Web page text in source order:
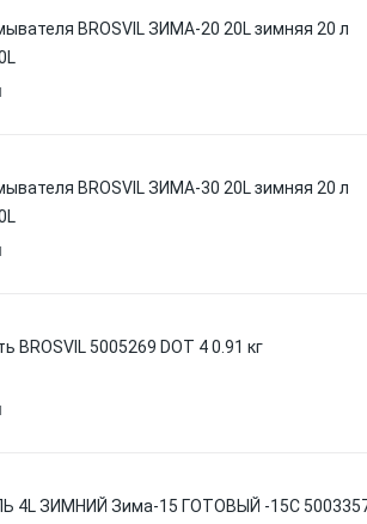
BROSVIL ЗИМА-20 20L зимняя 20 л
BROSVIL ЗИМА-30 20L зимняя 20 л
BROSVIL 5005269 DOT 4 0.91 кг
ЗИМНИЙ Зима-15 ГОТОВЫЙ -15С 5003357